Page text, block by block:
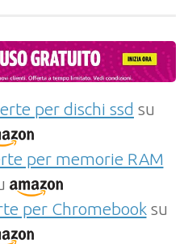
per dischi ssd su
per memorie RAM
per Chromebooksu